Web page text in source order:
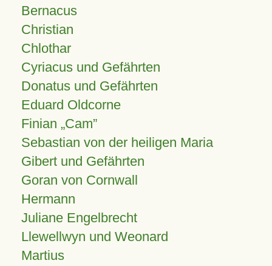
Bernacus
Christian
Chlothar
Cyriacus und Gefährten
Donatus und Gefährten
Eduard Oldcorne
Finian Cam
Sebastian von der heiligen Maria
Gibert und Gefährten
Goran von Cornwall
Hermann
Juliane Engelbrecht
Llewellwyn und Weonard
Martius